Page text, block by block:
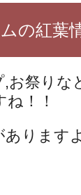
ムの紅葉
お祭りな
！！
あります